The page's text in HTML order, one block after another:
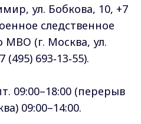
ул. Бобкова, 10, +7
следственное
МВО (г. Москва, ул.
693‑13‑55).
09:00–18:00 (перерыв
09:00–14:00.